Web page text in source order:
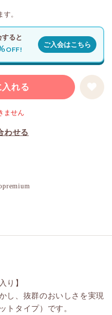
れる
わせる
ません
すると
OFF!
ご入会はこちら
。
り】
し、抜群のおいしさを実現
トタイプ）です。